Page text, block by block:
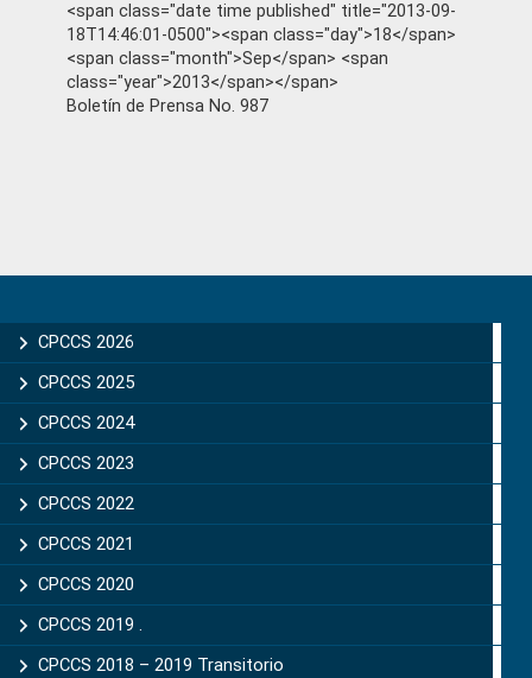
<span class="date time published" title="2013-09-
18T14:46:01-0500"><span class="day">18</span>
<span class="month">Sep</span> <span
class="year">2013</span></span>
Boletín de Prensa No. 987
Sidebar
CPCCS 2026
CPCCS 2025
CPCCS 2024
CPCCS 2023
CPCCS 2022
CPCCS 2021
CPCCS 2020
CPCCS 2019 .
CPCCS 2018 – 2019 Transitorio